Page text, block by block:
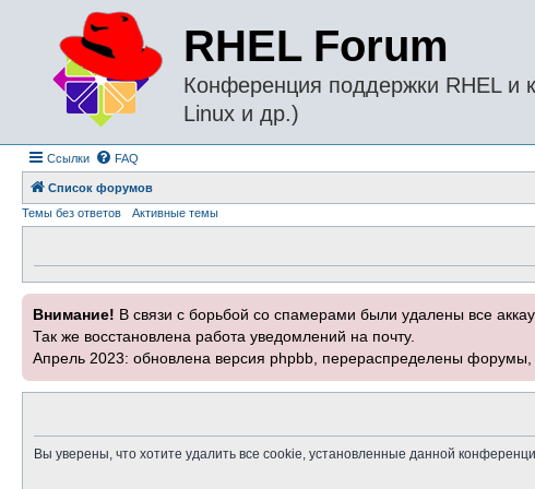
RHEL Forum
Конференция поддержки RHEL и
Linux и др.)
Ссылки FAQ
Список форумов
Темы без ответов
Активные темы
Внимание! В связи с борьбой со спамерами были удалены все
Так же восстановлена работа уведомлений на почту.
Апрель 2023: обновлена версия phpbb, перераспределены форумы,
Вы уверены, что хотите удалить все cookie, установленные данной